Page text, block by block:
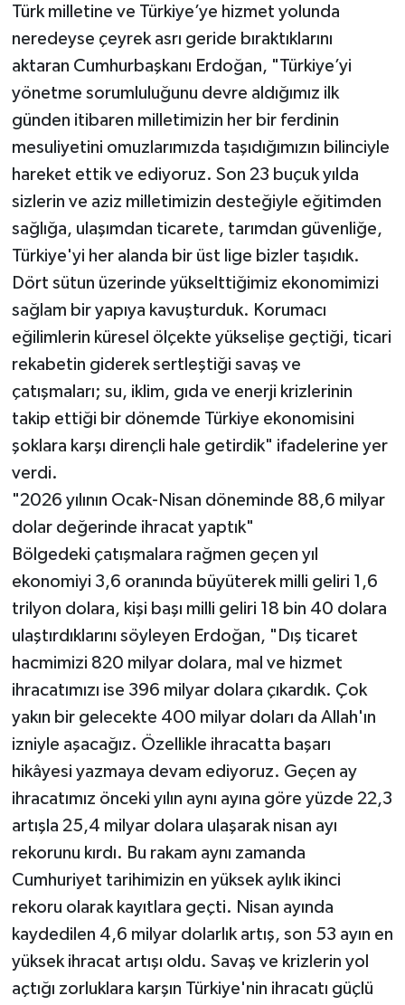
Türk milletine ve Türkiye’ye hizmet yolunda
neredeyse çeyrek asrı geride bıraktıklarını
aktaran Cumhurbaşkanı Erdoğan, "Türkiye’yi
yönetme sorumluluğunu devre aldığımız ilk
günden itibaren milletimizin her bir ferdinin
mesuliyetini omuzlarımızda taşıdığımızın bilinciyle
hareket ettik ve ediyoruz. Son 23 buçuk yılda
sizlerin ve aziz milletimizin desteğiyle eğitimden
sağlığa, ulaşımdan ticarete, tarımdan güvenliğe,
Türkiye'yi her alanda bir üst lige bizler taşıdık.
Dört sütun üzerinde yükselttiğimiz ekonomimizi
sağlam bir yapıya kavuşturduk. Korumacı
eğilimlerin küresel ölçekte yükselişe geçtiği, ticari
rekabetin giderek sertleştiği savaş ve
çatışmaları; su, iklim, gıda ve enerji krizlerinin
takip ettiği bir dönemde Türkiye ekonomisini
şoklara karşı dirençli hale getirdik" ifadelerine yer
verdi.
"2026 yılının Ocak-Nisan döneminde 88,6 milyar
dolar değerinde ihracat yaptık"
Bölgedeki çatışmalara rağmen geçen yıl
ekonomiyi 3,6 oranında büyüterek milli geliri 1,6
trilyon dolara, kişi başı milli geliri 18 bin 40 dolara
ulaştırdıklarını söyleyen Erdoğan, "Dış ticaret
hacmimizi 820 milyar dolara, mal ve hizmet
ihracatımızı ise 396 milyar dolara çıkardık. Çok
yakın bir gelecekte 400 milyar doları da Allah'ın
izniyle aşacağız. Özellikle ihracatta başarı
hikâyesi yazmaya devam ediyoruz. Geçen ay
ihracatımız önceki yılın aynı ayına göre yüzde 22,3
artışla 25,4 milyar dolara ulaşarak nisan ayı
rekorunu kırdı. Bu rakam aynı zamanda
Cumhuriyet tarihimizin en yüksek aylık ikinci
rekoru olarak kayıtlara geçti. Nisan ayında
kaydedilen 4,6 milyar dolarlık artış, son 53 ayın en
yüksek ihracat artışı oldu. Savaş ve krizlerin yol
açtığı zorluklara karşın Türkiye'nin ihracatı güçlü